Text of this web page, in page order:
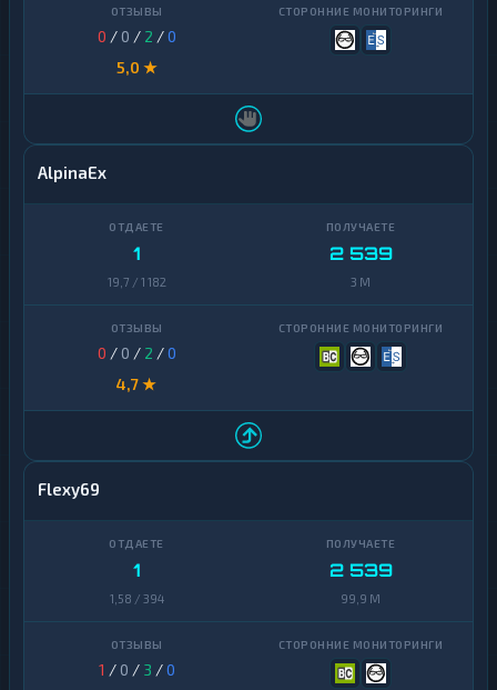
0 / 0 / 2 /0
5,0 ★
AlpinaEx
1
19,7 / 1 182
2 539
3 M
0 / 0 / 2 /0
4,7 ★
Flexy69
1
1,58 / 394
2 539
99,9 M
1 / 0 / 3 /0